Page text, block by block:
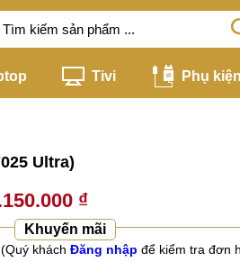
Tivi Phụ kiện
Ultra)
₫
Khuyến mãi
(Quý khách Đăng nhập để kiểm tra đơn